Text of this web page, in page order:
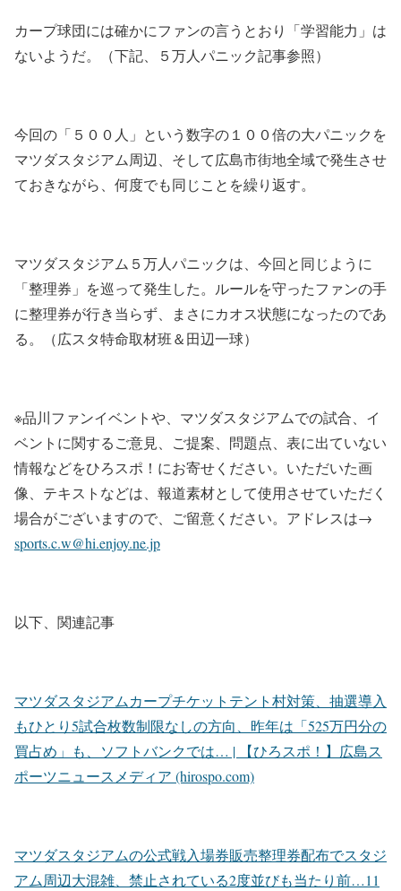
カープ球団には確かにファンの言うとおり「学習能力」は
ないようだ。（下記、５万人パニック記事参照）
今回の「５００人」という数字の１００倍の大パニックを
マツダスタジアム周辺、そして広島市街地全域で発生させ
ておきながら、何度でも同じことを繰り返す。
マツダスタジアム５万人パニックは、今回と同じように
「整理券」を巡って発生した。ルールを守ったファンの手
に整理券が行き当らず、まさにカオス状態になったのであ
る。（広スタ特命取材班＆田辺一球）
※品川ファンイベントや、マツダスタジアムでの試合、イ
ベントに関するご意見、ご提案、問題点、表に出ていない
情報などをひろスポ！にお寄せください。いただいた画
像、テキストなどは、報道素材として使用させていただく
場合がございますので、ご留意ください。アドレスは→
sports.c.w@hi.enjoy.ne.jp
以下、関連記事
マツダスタジアムカープチケットテント村対策、抽選導入
もひとり5試合枚数制限なしの方向、昨年は「525万円分の
買占め」も、ソフトバンクでは… | 【ひろスポ！】広島ス
ポーツニュースメディア (hirospo.com)
マツダスタジアムの公式戦入場券販売整理券配布でスタジ
アム周辺大混雑、禁止されている2度並びも当たり前…11